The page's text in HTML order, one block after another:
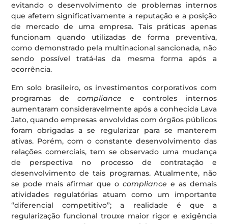
evitando o desenvolvimento de problemas internos
que afetem significativamente a reputação e a posição
de mercado de uma empresa. Tais práticas apenas
funcionam quando utilizadas de forma preventiva,
como demonstrado pela multinacional sancionada, não
sendo possível tratá-las da mesma forma após a
ocorrência.
Em solo brasileiro, os investimentos corporativos com
programas de compliance e controles internos
aumentaram consideravelmente após a conhecida Lava
Jato, quando empresas envolvidas com órgãos públicos
foram obrigadas a se regularizar para se manterem
ativas. Porém, com o constante desenvolvimento das
relações comerciais, tem se observado uma mudança
de perspectiva no processo de contratação e
desenvolvimento de tais programas. Atualmente, não
se pode mais afirmar que o compliance e as demais
atividades regulatórias atuam como um importante
“diferencial competitivo”; a realidade é que a
regularização funcional trouxe maior rigor e exigência